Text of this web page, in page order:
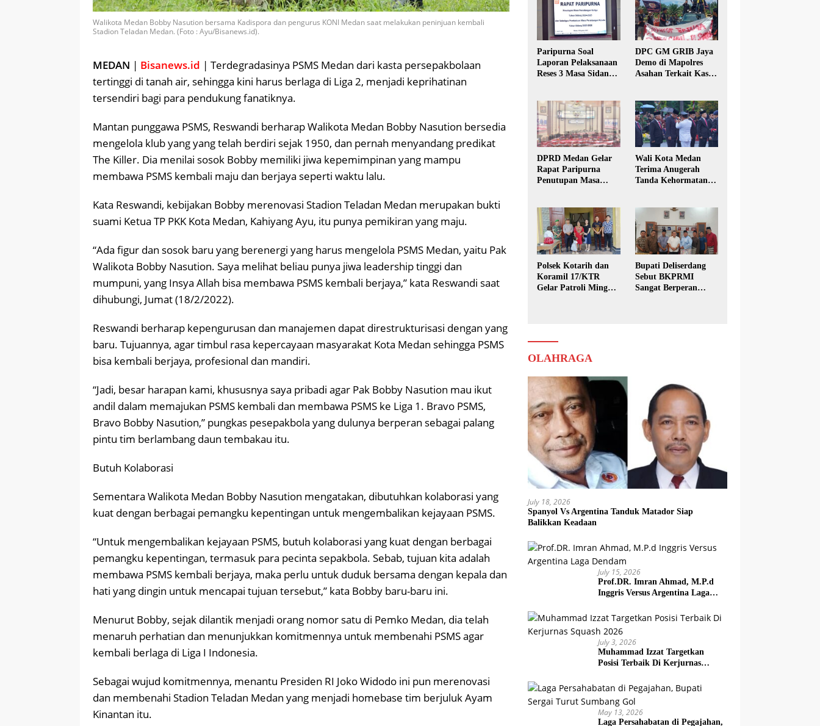
Walikota Medan Bobby Nasution bersama Kadispora dan pengurus KONI Medan saat melakukan peninjuan kembali
Stadion Teladan Medan. (Foto : Ayu/Bisanews.id).
MEDAN | Bisanews.id | Terdegradasinya PSMS Medan dari kasta persepakbolaan
tertinggi di tanah air, sehingga kini harus berlaga di Liga 2, menjadi keprihatinan
tersendiri bagi para pendukung fanatiknya.
Mantan punggawa PSMS, Reswandi berharap Walikota Medan Bobby Nasution bersedia
mengelola klub yang yang telah berdiri sejak 1950, dan pernah menyandang predikat
The Killer. Dia menilai sosok Bobby memiliki jiwa kepemimpinan yang mampu
membawa PSMS kembali maju dan berjaya seperti waktu lalu.
Kata Reswandi, kebijakan Bobby merenovasi Stadion Teladan Medan merupakan bukti
suami Ketua TP PKK Kota Medan, Kahiyang Ayu, itu punya pemikiran yang maju.
“Ada figur dan sosok baru yang berenergi yang harus mengelola PSMS Medan, yaitu Pak
Walikota Bobby Nasution. Saya melihat beliau punya jiwa leadership tinggi dan
mumpuni, yang Insya Allah bisa membawa PSMS kembali berjaya,” kata Reswandi saat
dihubungi, Jumat (18/2/2022).
Reswandi berharap kepengurusan dan manajemen dapat direstrukturisasi dengan yang
baru. Tujuannya, agar timbul rasa kepercayaan masyarakat Kota Medan sehingga PSMS
bisa kembali berjaya, profesional dan mandiri.
“Jadi, besar harapan kami, khususnya saya pribadi agar Pak Bobby Nasution mau ikut
andil dalam memajukan PSMS kembali dan membawa PSMS ke Liga 1. Bravo PSMS,
Bravo Bobby Nasution,” pungkas pesepakbola yang dulunya berperan sebagai palang
pintu tim berlambang daun tembakau itu.
Butuh Kolaborasi
Sementara Walikota Medan Bobby Nasution mengatakan, dibutuhkan kolaborasi yang
kuat dengan berbagai pemangku kepentingan untuk mengembalikan kejayaan PSMS.
“Untuk mengembalikan kejayaan PSMS, butuh kolaborasi yang kuat dengan berbagai
pemangku kepentingan, termasuk para pecinta sepakbola. Sebab, tujuan kita adalah
membawa PSMS kembali berjaya, maka perlu untuk duduk bersama dengan kepala dan
hati yang dingin untuk mencapai tujuan tersebut,” kata Bobby baru-baru ini.
Menurut Bobby, sejak dilantik menjadi orang nomor satu di Pemko Medan, dia telah
menaruh perhatian dan menunjukkan komitmennya untuk membenahi PSMS agar
kembali berlaga di Liga I Indonesia.
Sebagai wujud komitmennya, menantu Presiden RI Joko Widodo ini pun merenovasi
dan membenahi Stadion Teladan Medan yang menjadi homebase tim berjuluk Ayam
Kinantan itu.
Paripurna Soal
Laporan Pelaksanaan
Reses 3 Masa Sidang
DPC GM GRIB Jaya
Demo di Mapolres
Asahan Terkait Kasus
DPRD Medan Gelar
Rapat Paripurna
Penutupan Masa
Wali Kota Medan
Terima Anugerah
Tanda Kehormatan
Polsek Kotarih dan
Koramil 17/KTR
Gelar Patroli Minggu
Bupati Deliserdang
Sebut BKPRMI
Sangat Berperan
OLAHRAGA
July 18, 2026
Spanyol Vs Argentina Tanduk Matador Siap
Balikkan Keadaan
July 15, 2026
Prof.DR. Imran Ahmad, M.P.d
Inggris Versus Argentina Laga
July 3, 2026
Muhammad Izzat Targetkan
Posisi Terbaik Di Kerjurnas
May 13, 2026
Laga Persahabatan di Pegajahan,